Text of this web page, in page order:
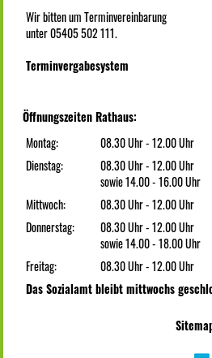
Wir bitten um Terminvereinbarung
unter 05405 502 111.
Terminvergabesystem
Öffnungszeiten Rathaus:
Montag:
08.30 Uhr - 12.00 Uhr
Dienstag:
08.30 Uhr - 12.00 Uhr
sowie 14.00 - 16.00 Uhr
Mittwoch:
08.30 Uhr - 12.00 Uhr
Donnerstag:
08.30 Uhr - 12.00 Uhr
sowie 14.00 - 18.00 Uhr
Freitag:
08.30 Uhr - 12.00 Uhr
Das Sozialamt bleibt mittwochs